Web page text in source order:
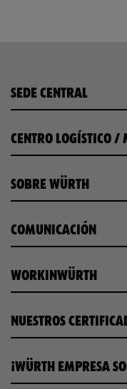
SEDE CENTRAL
CENTRO LOGÍSTICO /
SOBRE WÜRTH
COMUNICACIÓN
WORKINWÜRTH
NUESTROS
¡WÜRTH EMPRESA